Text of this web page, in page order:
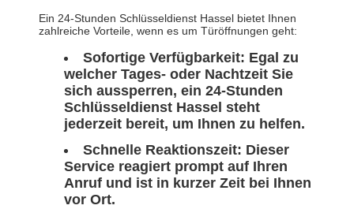
Ein 24-Stunden Schlüsseldienst Hassel bietet Ihnen
zahlreiche Vorteile, wenn es um Türöffnungen geht:
Sofortige Verfügbarkeit: Egal zu
welcher Tages- oder Nachtzeit Sie
sich aussperren, ein 24-Stunden
Schlüsseldienst Hassel steht
jederzeit bereit, um Ihnen zu helfen.
Schnelle Reaktionszeit: Dieser
Service reagiert prompt auf Ihren
Anruf und ist in kurzer Zeit bei Ihnen
vor Ort.